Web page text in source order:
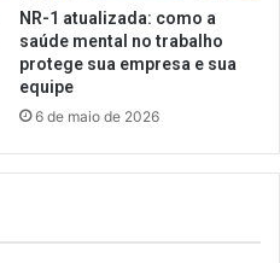
NR-1 atualizada: como a
saúde mental no trabalho
protege sua empresa e sua
equipe
6 de maio de 2026